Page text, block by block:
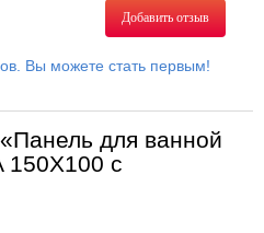
Добавить отзыв
Вы можете стать первым!
для ванной
150X100 с